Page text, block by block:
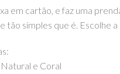
em cartão, e faz uma
tão simples que é. Escolhe
e Coral